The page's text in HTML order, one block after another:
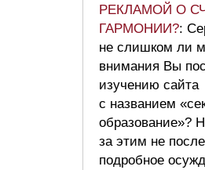
РЕКЛАМОЙ О
ГАРМОНИИ?:
не слишком ли
внимания Вы
изучению сайта
с названием
образование»?
за этим не
подробное